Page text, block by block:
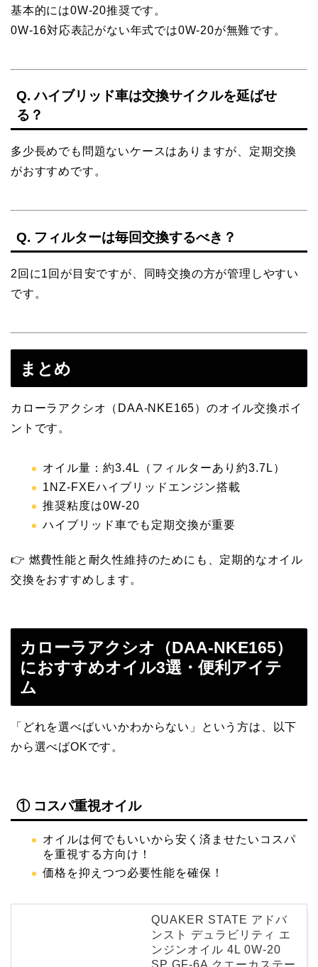
基本的には0W-20推奨です。
0W-16対応表記がない年式では0W-20が無難です。
Q. ハイブリッド車は交換サイクルを延ばせ
る？
多少長めでも問題ないケースはありますが、定期交換
がおすすめです。
Q. フィルターは毎回交換するべき？
2回に1回が目安ですが、同時交換の方が管理しやすい
です。
まとめ
カローラアクシオ（DAA-NKE165）のオイル交換ポイ
ントです。
オイル量：約3.4L（フィルターあり約3.7L）
1NZ-FXEハイブリッドエンジン搭載
推奨粘度は0W-20
ハイブリッド車でも定期交換が重要
👉 燃費性能と耐久性維持のためにも、定期的なオイル
交換をおすすめします。
カローラアクシオ（DAA-NKE165）
におすすめオイル3選・便利アイテ
ム
「どれを選べばいいかわからない」という方は、以下
から選べばOKです。
① コスパ重視オイル
オイルは何でもいいから安く済ませたいコスパ
を重視する方向け！
価格を抑えつつ必要性能を確保！
QUAKER STATE アドバ
ンスト デュラビリティ エ
ンジンオイル 4L 0W-20